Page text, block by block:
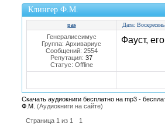
Клингер Ф.М.
pas Дата:
Генералиссимус
Группа: Архивариус
Сообщений: 2554
Репутация: 37
Статус: Offline
Фауст,
Скачать аудиокниги бесплатно на mp3 -
Ф.М. (Аудиокниги на сайте)
Страница 1 из 1 1